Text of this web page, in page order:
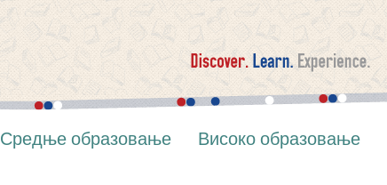
Средње образовање Високо образовање